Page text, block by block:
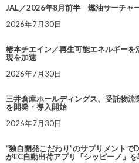
JAL／2026年8月前半 燃油サーチャ
2026年7月30日
椿本チエイン／再生可能エネルギー
現を加速
2026年7月30日
三井倉庫ホールディングス、受託物流
を開発・導入開始
2026年7月30日
“独自開発こだわり”のサプリメントで
がEC自動出荷アプリ「シッピーノ」を